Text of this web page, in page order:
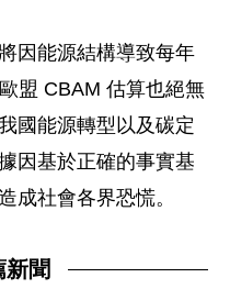
因能源結構導致每年
盟 CBAM 估算也絕無
國能源轉型以及碳定
因基於正確的事實基
成社會各界恐慌。
新聞